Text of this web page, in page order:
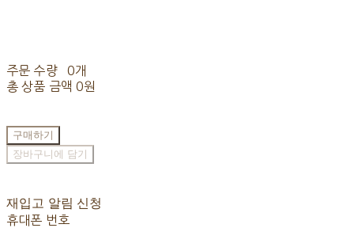
주문 수량
0개
총 상품 금액 0원
구매하기
장바구니에 담기
재입고 알림 신청
휴대폰 번호